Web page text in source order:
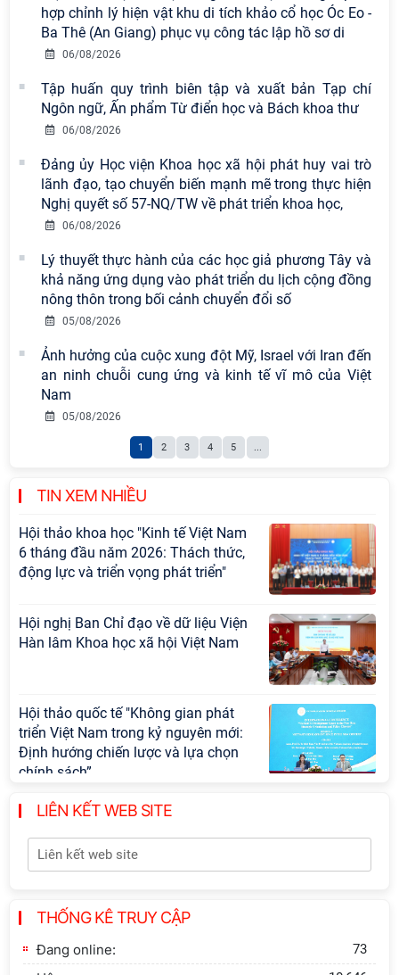
hợp chỉnh lý hiện vật khu di tích khảo cổ học Óc Eo -
Ba Thê (An Giang) phục vụ công tác lập hồ sơ di
06/08/2026
Tập huấn quy trình biên tập và xuất bản Tạp chí
Ngôn ngữ, Ấn phẩm Từ điển học và Bách khoa thư
06/08/2026
Đảng ủy Học viện Khoa học xã hội phát huy vai trò
lãnh đạo, tạo chuyển biến mạnh mẽ trong thực hiện
Nghị quyết số 57-NQ/TW về phát triển khoa học,
06/08/2026
Lý thuyết thực hành của các học giả phương Tây và
khả năng ứng dụng vào phát triển du lịch cộng đồng
nông thôn trong bối cảnh chuyển đổi số
05/08/2026
Ảnh hưởng của cuộc xung đột Mỹ, Israel với Iran đến
an ninh chuỗi cung ứng và kinh tế vĩ mô của Việt
Nam
05/08/2026
1 2 3 4 5 ...
TIN XEM NHIỀU
nền tảng tư tưởng của Đảng năm
2026
chuyên đề: Đẩy mạnh học tập, thực
hành tư tưởng, đạo đức, phương
pháp, phong cách Hồ Chí Minh trong
Hội thảo khoa học quốc tế “Không
gian phát triển Việt Nam trong kỷ
nguyên mới: Định hướng chiến lược
vào thứ ba, ngày 28/7/2026
Tọa đàm Giao lưu chuyên đề về
những kinh nghiệm quan trọng của
Cộng sản Việt Nam trong lãnh đạo
sự nghiệp xây dựng chủ nghĩa xã hội
Hội nghị Lãnh đạo Viện Hàn lâm
Khoa học xã hội Việt Nam làm việc
với Ban Chủ nhiệm các Chương trình
cấp Bộ
Hội thảo khoa học "Kinh tế Việt Nam
6 tháng đầu năm 2026: Thách thức,
động lực và triển vọng phát triển"
Hội nghị Ban Chỉ đạo về dữ liệu Viện
Hàn lâm Khoa học xã hội Việt Nam
Hội thảo quốc tế "Không gian phát
triển Việt Nam trong kỷ nguyên mới:
Định hướng chiến lược và lựa chọn
chính sách”
Khai quật công trường khai thác đá
Tôn
sinh đào tạo trình độ tiến sĩ đợt 1
LIÊN KẾT WEB SITE
THỐNG KÊ TRUY CẬP
Đang online: 73